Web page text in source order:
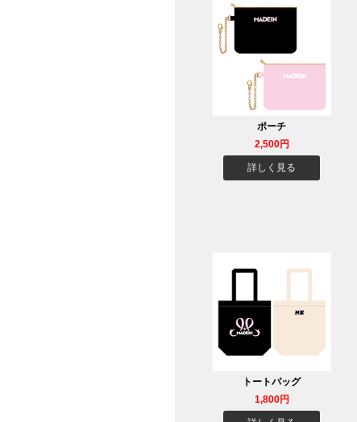
ポーチ
2,500円
詳しく見る
トートバッグ
1,800円